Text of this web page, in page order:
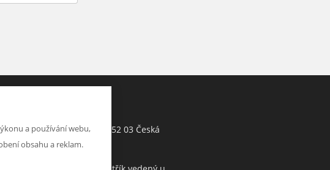
o našich
Tyršova 143, 552 03 Česká
Skalice, CZ
a používání webu,
obsahu a reklam.